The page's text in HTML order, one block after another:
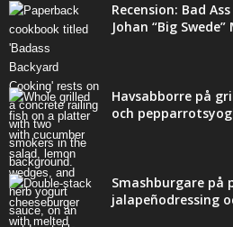
Recension: Bad
Johan “Big
Havsabborre på
och
Smashburgare på
jalapeñodressing